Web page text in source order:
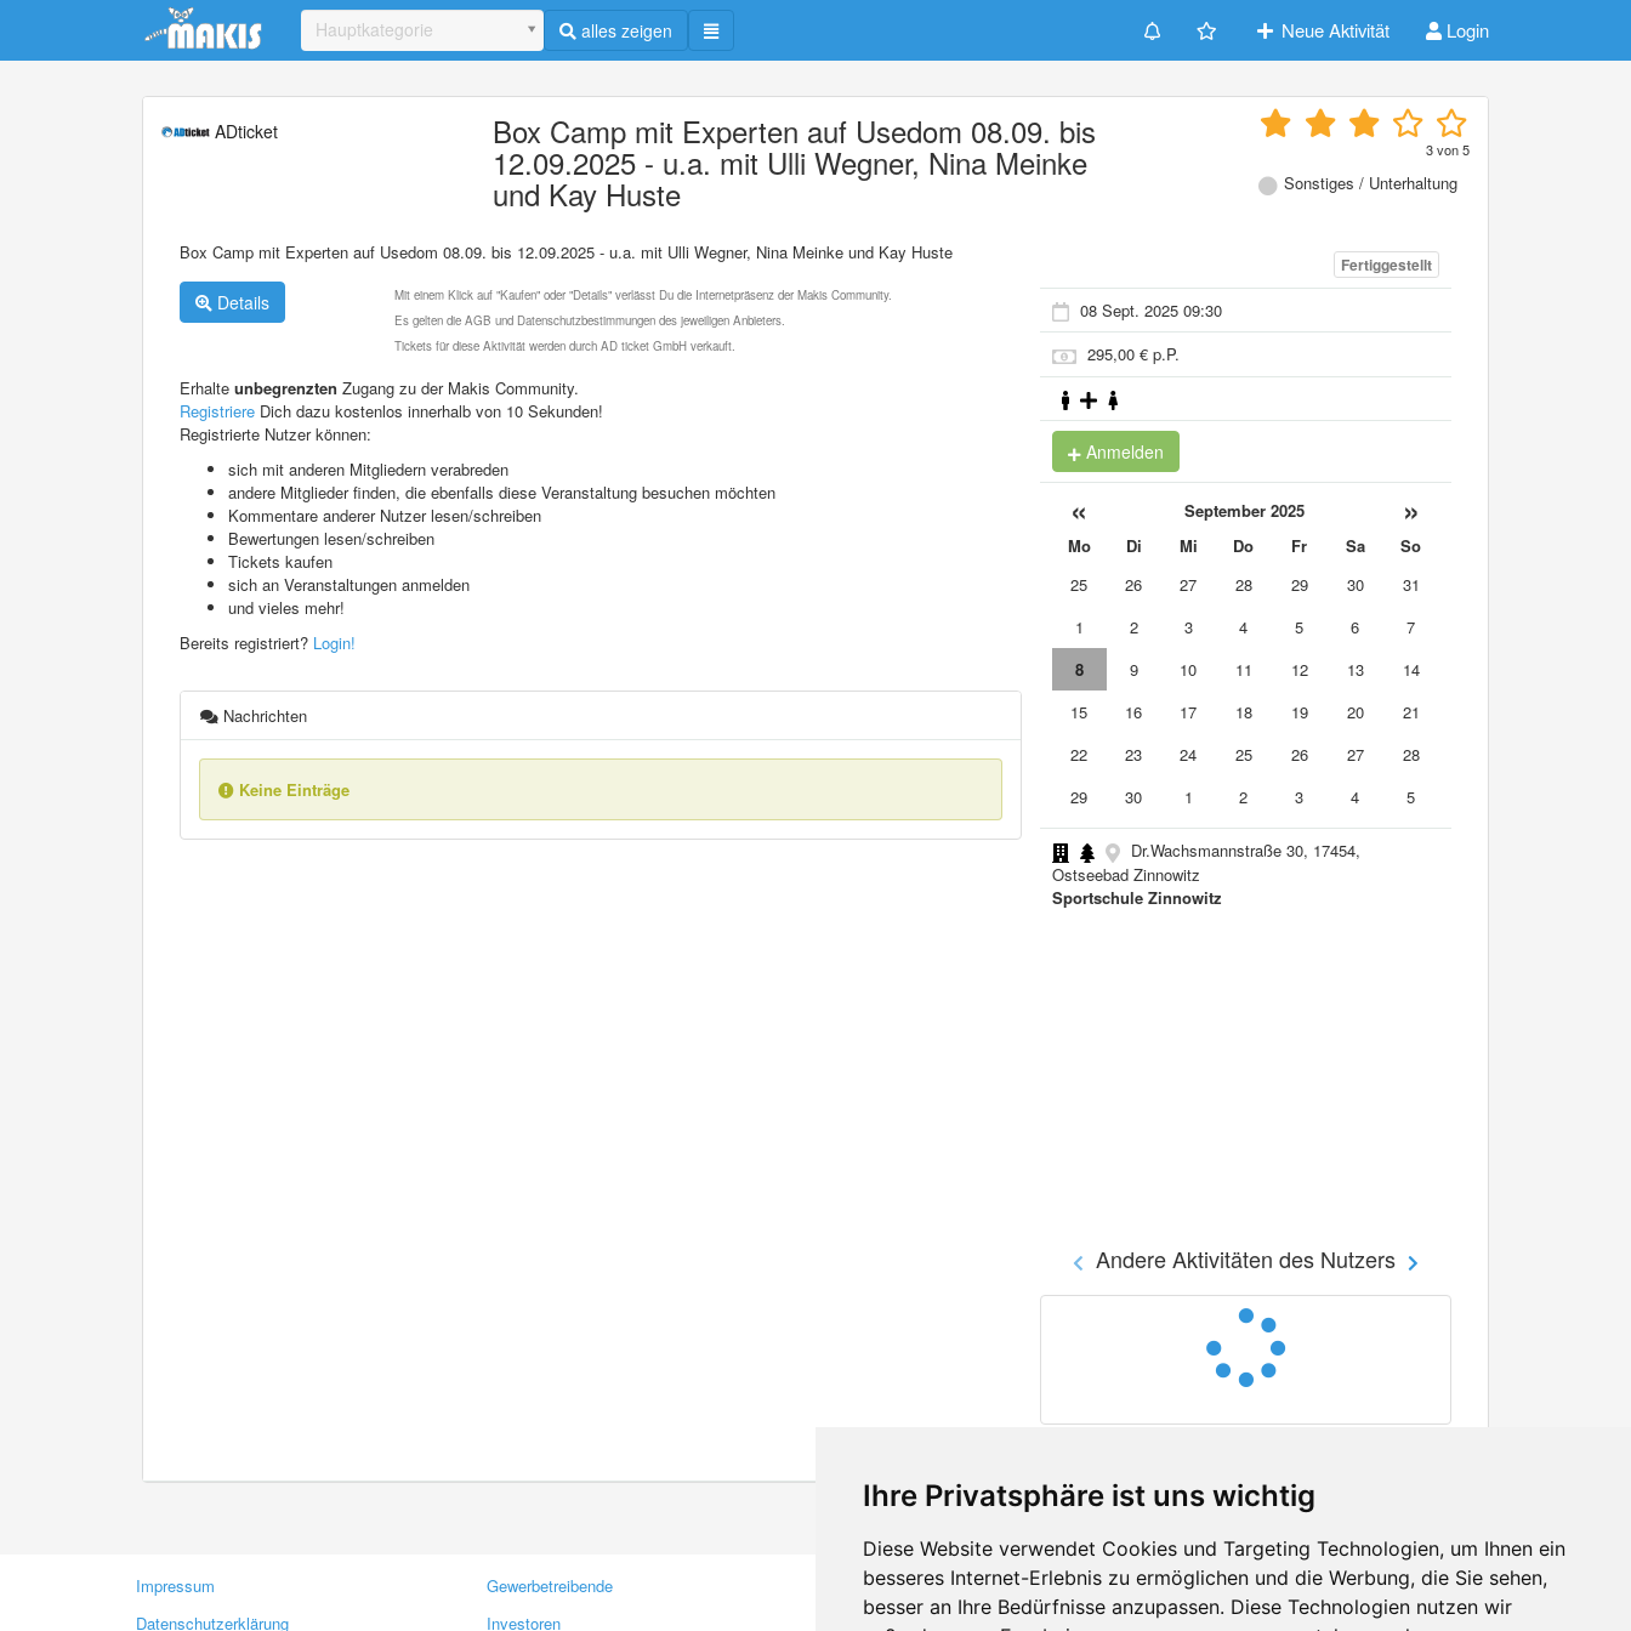
Ihre Privatsphäre ist uns wichtig
Diese Website verwendet Cookies und Targeting Technologien, um Ihnen ein
besseres Internet-Erlebnis zu ermöglichen und die Werbung, die Sie sehen,
besser an Ihre Bedürfnisse anzupassen. Diese Technologien nutzen wir
Update cookies preferences
Hauptkategorie alles zeigen Neue Aktivität Login
ADticket Box Camp mit Experten auf Usedom 08.09. bis
12.09.2025 - u.a. mit Ulli Wegner, Nina Meinke
und Kay Huste
3von5
Sonstiges / Unterhaltung
Box Camp mit Experten auf Usedom 08.09. bis 12.09.2025 - u.a. mit Ulli Wegner, Nina Meinke und Kay Huste
Details
Mit einem Klick auf "Kaufen" oder "Details" verlässt Du die Internetpräsenz der Makis Community.
Es gelten die AGB und Datenschutzbestimmungen des jeweiligen Anbieters.
Tickets für diese Aktivität werden durch AD ticket GmbH verkauft.
Erhalte unbegrenzten Zugang zu der Makis Community.
Registriere Dich dazu kostenlos innerhalb von 10 Sekunden!
Registrierte Nutzer können:
sich mit anderen Mitgliedern verabreden
andere Mitglieder finden, die ebenfalls diese Veranstaltung besuchen möchten
Kommentare anderer Nutzer lesen/schreiben
Bewertungen lesen/schreiben
Tickets kaufen
sich an Veranstaltungen anmelden
und vieles mehr!
Bereits registriert? Login!
Nachrichten
Keine Einträge
Fertiggestellt
08 Sept. 2025 09:30
295,00 € p.P.
Anmelden
« September 2025 »
Mo Di Mi Do Fr Sa
So
25
26 27 28 29 30
31
1
2 3 4 5 6
7
8
9 10 11 12 13
14
15
16 17 18 19 20
21
22
23 24 25 26 27
28
29
30 1 2 3 4 5
Dr.Wachsmannstraße 30, 17454,
Ostseebad Zinnowitz
Sportschule Zinnowitz
Andere Aktivitäten des Nutzers
Impressum
Datenschutzerklärung
Gewerbetreibende
Investoren
Kontakt
Feedback
Facebook
Twitter